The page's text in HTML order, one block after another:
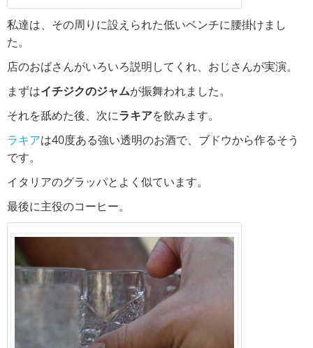
私達は、その周りに設えられた低いベンチに腰掛けまし
た。
店のおばさんがいろいろ説明してくれ、おじさんが実演。
まずはイチジクのジャムが振舞われました。
それを舐めた後、次にラキアを飲みます。
ラキアは40度ある強い透明のお酒で、ブドウから作るそう
です。
イタリアのグラッパとよく似ています。
最後に主役のコーヒー。